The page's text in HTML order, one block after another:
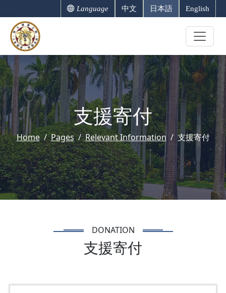
Language 中文 日本語 English
支援寄付
Home Pages Relevant Information 支援寄付
DONATION
支援寄付